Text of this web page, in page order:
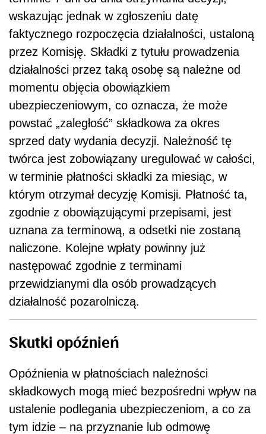
wskazując jednak w zgłoszeniu datę
faktycznego rozpoczęcia działalności, ustaloną
przez Komisję. Składki z tytułu prowadzenia
działalności przez taką osobę są należne od
momentu objęcia obowiązkiem
ubezpieczeniowym, co oznacza, że może
powstać „zaległość” składkowa za okres
sprzed daty wydania decyzji. Należność tę
twórca jest zobowiązany uregulować w całości,
w terminie płatności składki za miesiąc, w
którym otrzymał decyzję Komisji. Płatność ta,
zgodnie z obowiązującymi przepisami, jest
uznana za terminową, a odsetki nie zostaną
naliczone. Kolejne wpłaty powinny już
następować zgodnie z terminami
przewidzianymi dla osób prowadzących
działalność pozarolniczą.
Skutki opóźnień
Opóźnienia w płatnościach należności
składkowych mogą mieć bezpośredni wpływ na
ustalenie podlegania ubezpieczeniom, a co za
tym idzie – na przyznanie lub odmowę